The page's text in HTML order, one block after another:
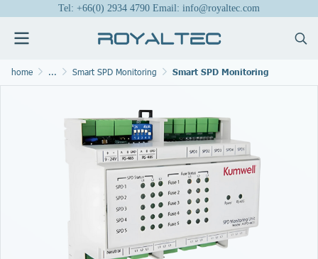
Tel: +66(0) 2934 4790 Email: info@royaltec.com
home ... Smart SPD Monitoring Smart SPD Monitoring